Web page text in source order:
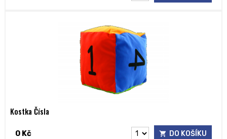
Kostka Čísla
0 Kč DO KOŠÍKU